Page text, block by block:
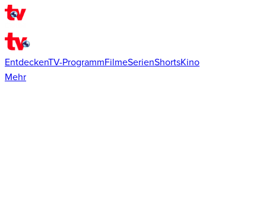
EntdeckenTV-ProgrammFilmeSerienShortsKino
Mehr